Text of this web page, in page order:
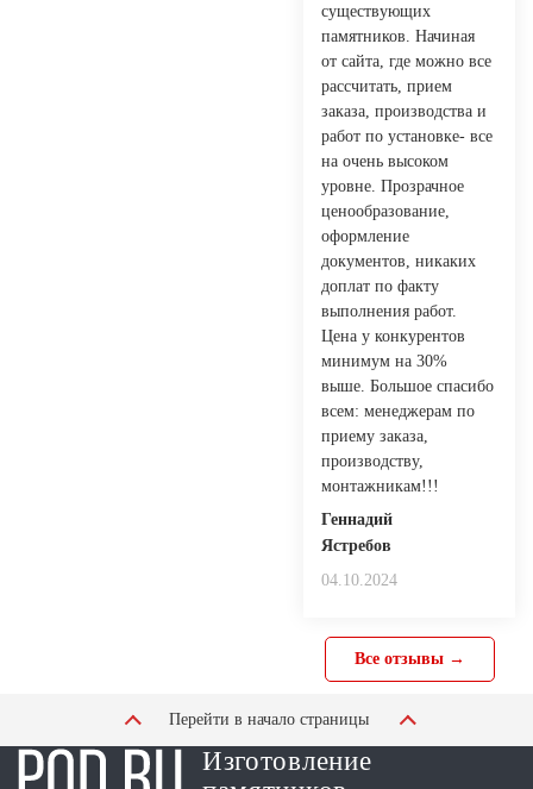
существующих
памятников. Начиная
от сайта, где можно все
рассчитать, прием
заказа, производства и
работ по установке- все
на очень высоком
уровне. Прозрачное
ценообразование,
оформление
документов, никаких
доплат по факту
выполнения работ.
Цена у конкурентов
минимум на 30%
выше. Большое спасибо
всем: менеджерам по
приему заказа,
производству,
монтажникам!!!
Геннадий
Ястребов
04.10.2024
Все отзывы →
Перейти в начало страницы
Изготовление